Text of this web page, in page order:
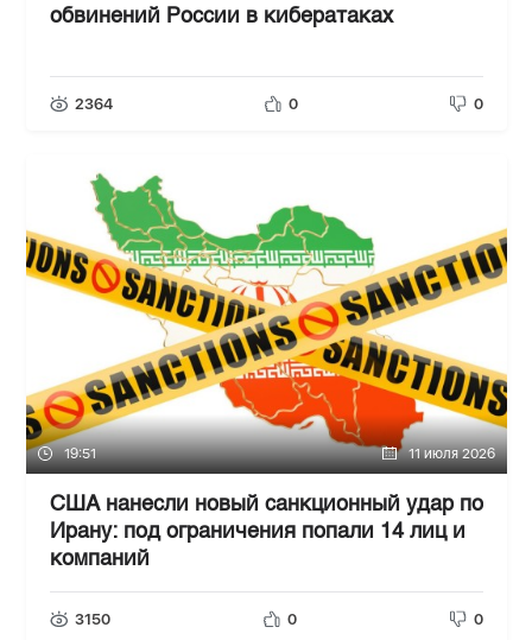
обвинений России в кибератаках
2364 0 0
19:51 11 июля 2026
США нанесли новый санкционный удар по
Ирану: под ограничения попали 14 лиц и
компаний
3150 0 0